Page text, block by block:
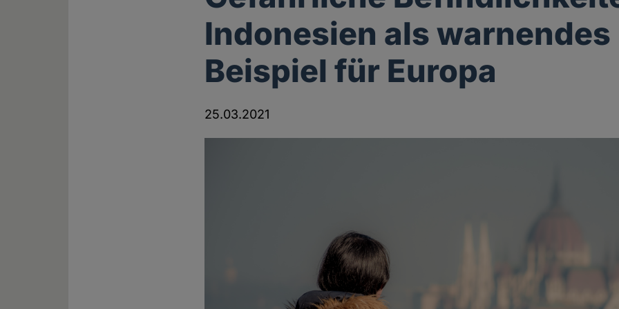
Indonesien als warnendes
Beispiel für Europa
25.03.2021